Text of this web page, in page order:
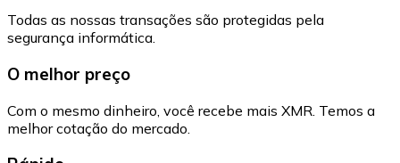
Todas as nossas transações são protegidas pela
segurança informática.
O melhor preço
Com o mesmo dinheiro, você recebe mais XMR. Temos a
melhor cotação do mercado.